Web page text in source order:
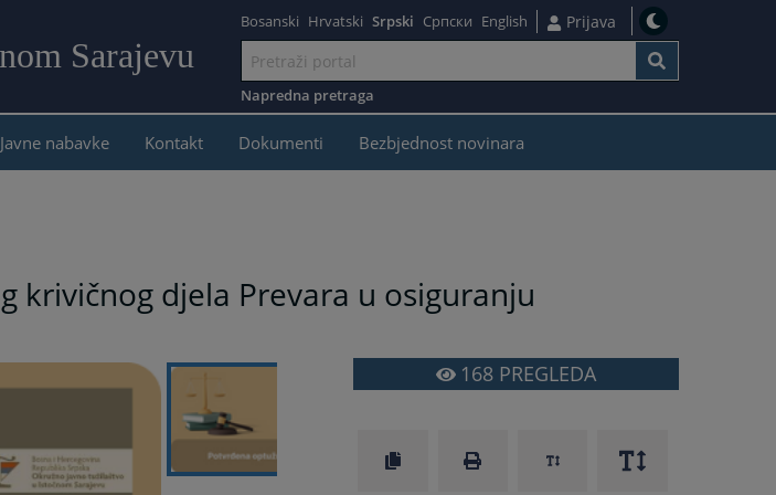
Sarajevu
sadržaj
Bosanski Hrvatski Srpski Српски English Prijava
Napredna pretraga
Javne nabavke Kontakt Dokumenti Bezbjednost novinara
krivičnog djela Prevara u osiguranju
168PREGLEDA